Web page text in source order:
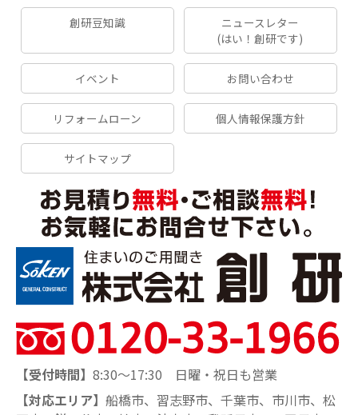
創研豆知識
ニュースレター
(はい！創研です)
イベント お問い合わせ
リフォームローン 個人情報保護方針
サイトマップ
【受付時間】 8:30～17:30 日曜・祝日も営業
【対応エリア】 船橋市、習志野市、千葉市、市川市、松